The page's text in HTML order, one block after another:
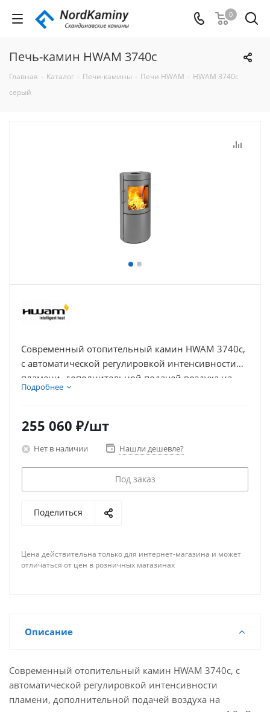
0
Печь-камин HWAM 3740c
Главная - Каталог - Печи-камины - Печи HWAM - HWAM 3740c
серый
Современный отопительный камин HWAM 3740c,
с автоматической регулировкой интенсивности
пламени, дополнительной подачей воздуха на
горение,, серого цвета, номинальная мощность
до 60 м .
Подробнее
255 060 ₽/шт
Нет в наличии Нашли дешевле?
Под заказ
Поделиться
Цена действительна только для интернет-магазина и может
отличаться от цен в розничных магазинах
Описание
Современный отопительный камин HWAM 3740c, с
автоматической регулировкой интенсивности
пламени, дополнительной подачей воздуха на